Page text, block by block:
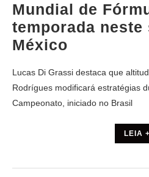
Mundial de
temporada neste
México
Lucas Di Grassi destaca que
Rodrígues modificará estratégias
Campeonato, iniciado no Brasil
LEIA +